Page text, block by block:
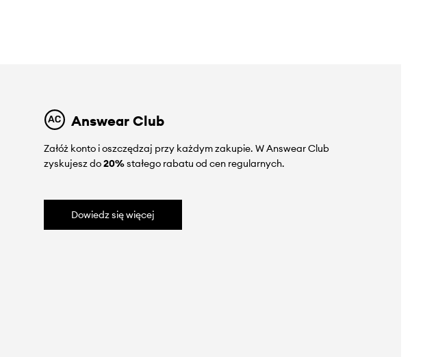
Answear Club
Załóż konto i oszczędzaj przy każdym zakupie. W Answear Club
zyskujesz do20%stałego rabatu od cen regularnych.
Dowiedz się więcej